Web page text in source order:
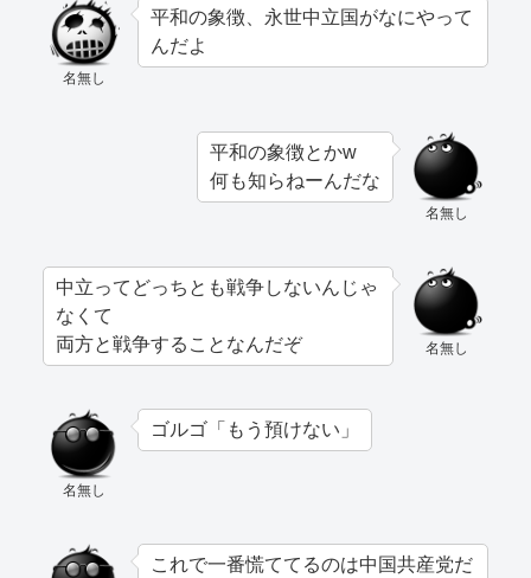
名無し
平和の象徴、永世中立国がなにやって
んだよ
名無し
平和の象徴とかw
何も知らねーんだな
名無し
中立ってどっちとも戦争しないんじゃ
なくて
両方と戦争することなんだぞ
名無し
ゴルゴ「もう預けない」
これで一番慌ててるのは中国共産党だ